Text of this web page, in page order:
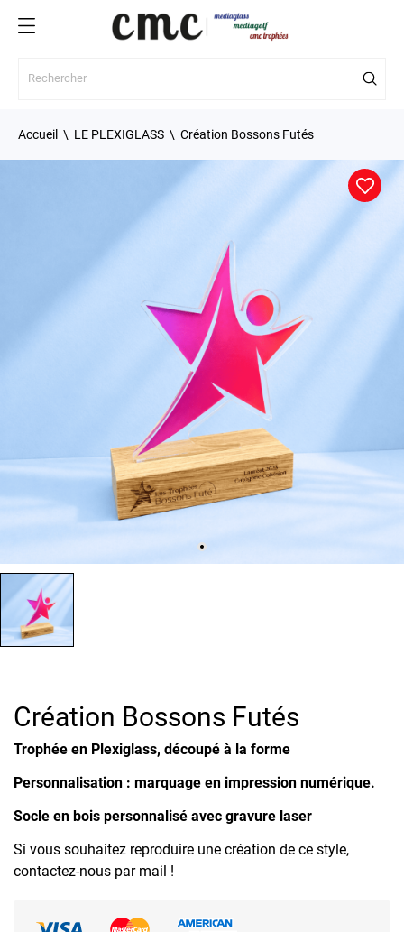
Accueil LE PLEXIGLASS Création Bossons Futés
Création Bossons Futés
Trophée en Plexiglass, découpé à la forme
Personnalisation : marquage en impression numérique.
Socle en bois personnalisé avec gravure laser
Si vous souhaitez reproduire une création de ce style,
contactez-nous par mail !